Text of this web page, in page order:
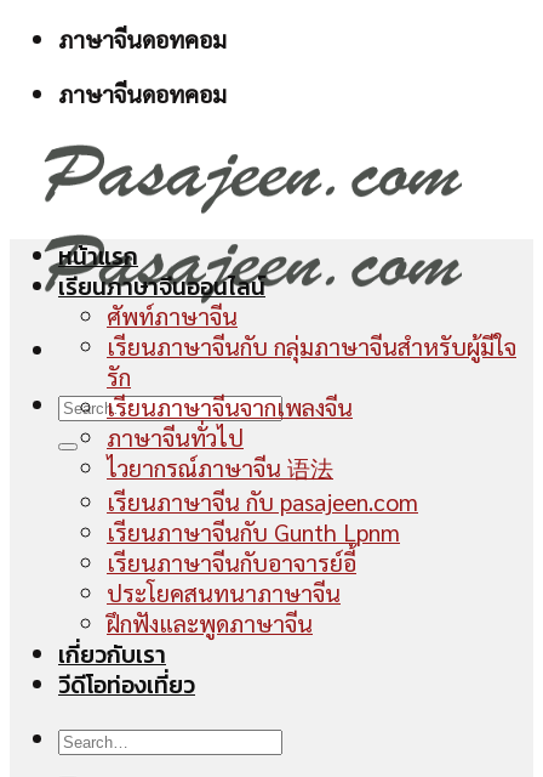
Skip
content
ภาษาจีนดอทคอม
ภาษาจีนดอทคอม
หน้าแรก
เรียนภาษาจีนออนไลน์
ศัพท์ภาษาจีน
เรียนภาษาจีนกับ กลุ่มภาษาจีนสำหรับผู้มีใจ
รัก
เรียนภาษาจีนจากเพลงจีน
ภาษาจีนทั่วไป
ไวยากรณ์ภาษาจีน 语法
เรียนภาษาจีน กับ pasajeen.com
เรียนภาษาจีนกับ Gunth Lpnm
เรียนภาษาจีนกับอาจารย์อี้
ประโยคสนทนาภาษาจีน
ฝึกฟังและพูดภาษาจีน
เกี่ยวกับเรา
วีดีโอท่องเที่ยว